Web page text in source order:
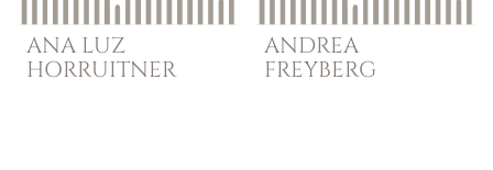
ANA LUZ
HORRUITNER
ANDREA
FREYBERG